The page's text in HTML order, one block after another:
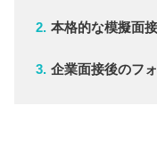
本格的な模擬面接
企業面接後のフ